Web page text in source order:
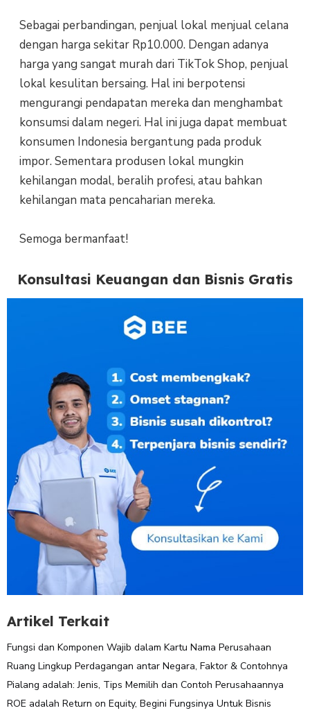
Sebagai perbandingan, penjual lokal menjual celana
dengan harga sekitar Rp10.000. Dengan adanya
harga yang sangat murah dari TikTok Shop, penjual
lokal kesulitan bersaing. Hal ini berpotensi
mengurangi pendapatan mereka dan menghambat
konsumsi dalam negeri. Hal ini juga dapat membuat
konsumen Indonesia bergantung pada produk
impor. Sementara produsen lokal mungkin
kehilangan modal, beralih profesi, atau bahkan
kehilangan mata pencaharian mereka.
Semoga bermanfaat!
Konsultasi Keuangan dan Bisnis Gratis
Artikel Terkait
Fungsi dan Komponen Wajib dalam Kartu Nama Perusahaan
Ruang Lingkup Perdagangan antar Negara, Faktor & Contohnya
Pialang adalah: Jenis, Tips Memilih dan Contoh Perusahaannya
ROE adalah Return on Equity, Begini Fungsinya Untuk Bisnis